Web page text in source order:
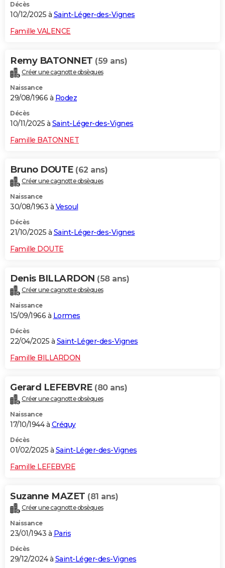
Décès
10/12/2025 à Saint-Léger-des-Vignes
Famille VALENCE
Remy BATONNET (59 ans)
Créer une cagnotte obsèques
Naissance
29/08/1966 à Rodez
Décès
10/11/2025 à Saint-Léger-des-Vignes
Famille BATONNET
Bruno DOUTE (62 ans)
Créer une cagnotte obsèques
Naissance
30/08/1963 à Vesoul
Décès
21/10/2025 à Saint-Léger-des-Vignes
Famille DOUTE
Denis BILLARDON (58 ans)
Créer une cagnotte obsèques
Naissance
15/09/1966 à Lormes
Décès
22/04/2025 à Saint-Léger-des-Vignes
Famille BILLARDON
Gerard LEFEBVRE (80 ans)
Créer une cagnotte obsèques
Naissance
17/10/1944 à Créquy
Décès
01/02/2025 à Saint-Léger-des-Vignes
Famille LEFEBVRE
Suzanne MAZET (81 ans)
Créer une cagnotte obsèques
Naissance
23/01/1943 à Paris
Décès
29/12/2024 à Saint-Léger-des-Vignes